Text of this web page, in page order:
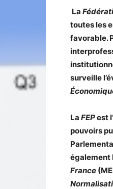
La
toutes les
favorable.
surveille
La FEPest
pouvoirs
également
France